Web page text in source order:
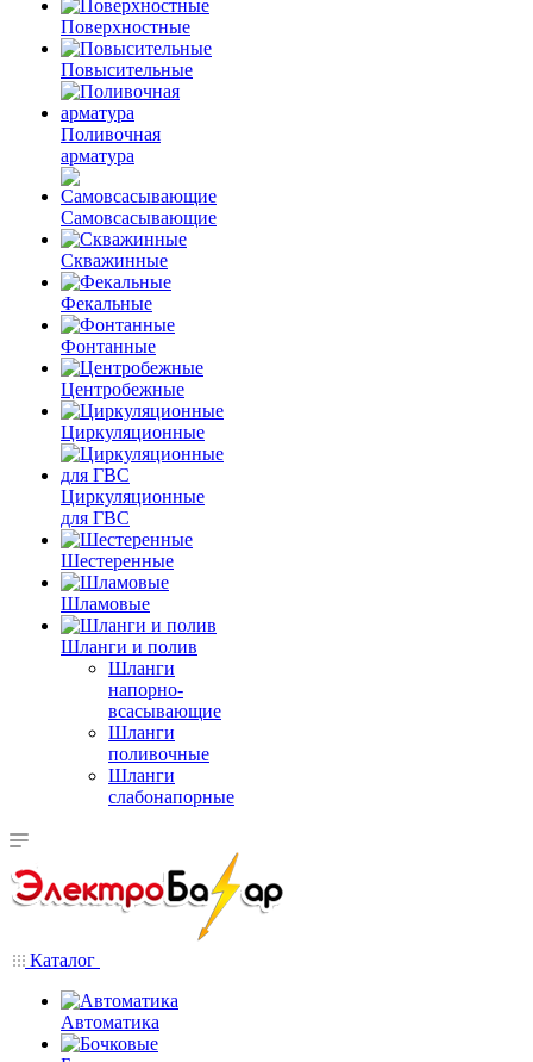
Поверхностные
Повысительные
Поливочная
арматура
Самовсасывающие
Скважинные
Фекальные
Фонтанные
Центробежные
Циркуляционные
Циркуляционные
для ГВС
Шестеренные
Шламовые
Шланги и полив
Шланги
напорно-
всасывающие
Шланги
поливочные
Шланги
слабонапорные
Каталог
Автоматика